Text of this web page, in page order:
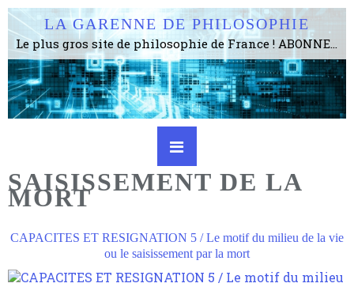
LA GARENNE DE PHILOSOPHIE
Le plus gros site de philosophie de France ! ABONNEZ-VOUS ! 4115 Articles, 1634 abonné·e·s, depuis 2006 . . . . . . . . 2 852 214 pages vues jusqu'à présent. Prestance et être apte à un plus grand nombre de choses.
SAISISSEMENT DE LA
MORT
CAPACITES ET RESIGNATION 5 / Le motif du milieu de la vie
ou le saisissement par la mort